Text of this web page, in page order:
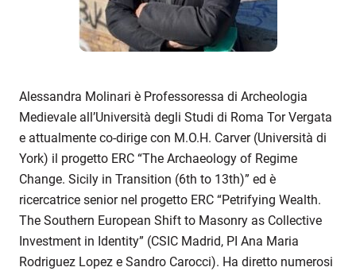
Alessandra Molinari è Professoressa di Archeologia
Medievale all’Università degli Studi di Roma Tor Vergata
e attualmente co-dirige con M.O.H. Carver (Università di
York) il progetto ERC “The Archaeology of Regime
Change. Sicily in Transition (6th to 13th)” ed è
ricercatrice senior nel progetto ERC “Petrifying Wealth.
The Southern European Shift to Masonry as Collective
Investment in Identity” (CSIC Madrid, PI Ana Maria
Rodriguez Lopez e Sandro Carocci). Ha diretto numerosi